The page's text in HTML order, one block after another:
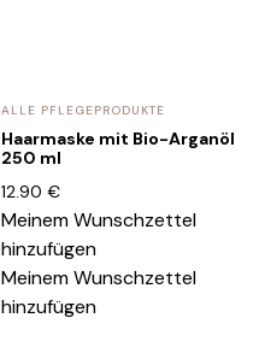
ALLE PFLEGEPRODUKTE
Haarmaske mit Bio-Arganöl
250 ml
12.90 €
Meinem Wunschzettel
hinzufügen
Meinem Wunschzettel
hinzufügen